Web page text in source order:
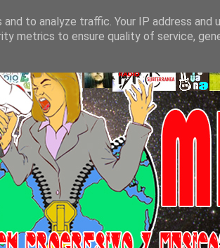
to analyze traffic. Your IP address and
metrics to ensure quality of service,